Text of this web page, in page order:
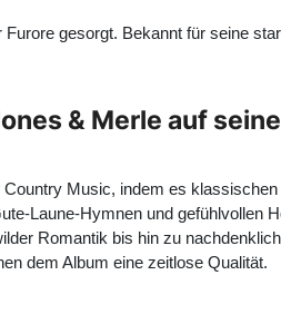
gesorgt. Bekannt für seine
& Merle auf
Music, indem es
Laune-Hymnen und gefühlvollen
Romantik bis hin zu
dem Album eine zeitlose Qualität.